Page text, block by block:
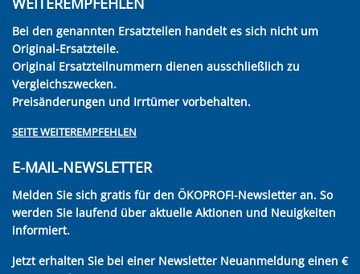
Bei den genannten Ersatzteilen handelt es sich nicht um
Original-Ersatzteile.
Original Ersatzteilnummern dienen ausschließlich zu
Vergleichszwecken.
Preisänderungen und Irrtümer vorbehalten.
SEITE WEITEREMPFEHLEN
E-MAIL-NEWSLETTER
Melden Sie sich gratis für den ÖKOPROFI-Newsletter an. So
werden Sie laufend über aktuelle Aktionen und Neuigkeiten
informiert.
Jetzt erhalten Sie bei einer Newsletter Neuanmeldung einen €